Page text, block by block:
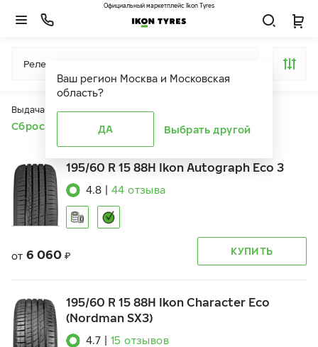
Ваш регион Москва и Московская
область?
ДА Выбрать другой
Официальный маркетплейс Ikon Tyres
Релевантность
Выдача продуктов ограничена действием фильтров
Сбросить все фильтры
195/60 R 15 88H Ikon Autograph Eco 3
4.8 44 отзыва
от 6 060 ₽ КУПИТЬ
195/60 R 15 88H Ikon Character Eco
(Nordman SX3)
4.7 15 отзывов